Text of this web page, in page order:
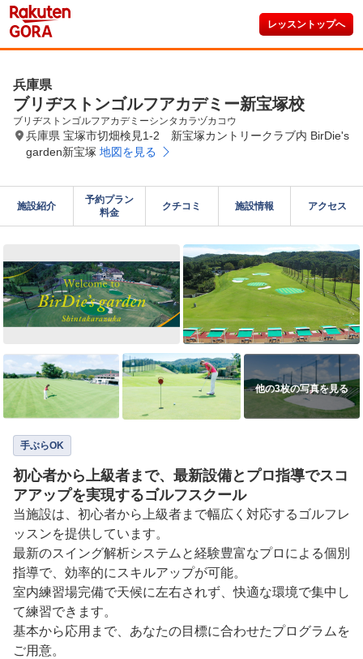
レッスントップへ
兵庫県
ブリヂストンゴルフアカデミー新宝塚校
ブリヂストンゴルフアカデミーシンタカラヅカコウ
兵庫県 宝塚市切畑検見1-2 新宝塚カントリークラブ内 BirDie's
garden新宝塚 地図を見る
施設紹介
予約プラン
料金
クチコミ 施設情報 アクセス
他の3枚の写真を見る
手ぶらOK
初心者から上級者まで、最新設備とプロ指導でスコ
アアップを実現するゴルフスクール
当施設は、初心者から上級者まで幅広く対応するゴルフレ
ッスンを提供しています。
最新のスイング解析システムと経験豊富なプロによる個別
指導で、効率的にスキルアップが可能。
室内練習場完備で天候に左右されず、快適な環境で集中し
て練習できます。
基本から応用まで、あなたの目標に合わせたプログラムを
ご用意。